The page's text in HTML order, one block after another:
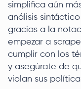
simplifica aún
análisis
gracias a la
empezar a
cumplir con los
y asegúrate de
violan sus